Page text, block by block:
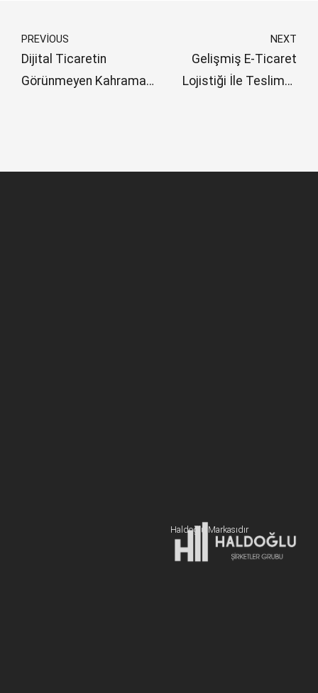
PREVIOUS
Dijital Ticaretin
Görünmeyen Kahramanı:
NEXT
Gelişmiş E-Ticaret
Lojistiği İle Teslimat
19 Mayıs Mah. Sümer Sk. Zitaş Blokları D:2 NO:7 Kadıköy
Haldoğlu Markasıdır